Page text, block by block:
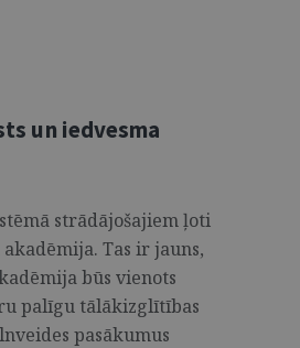
un iedvesma
strādājošajiem ļoti
Tas ir jauns,
būs vienots
palīgu tālākizglītības
pasākumus